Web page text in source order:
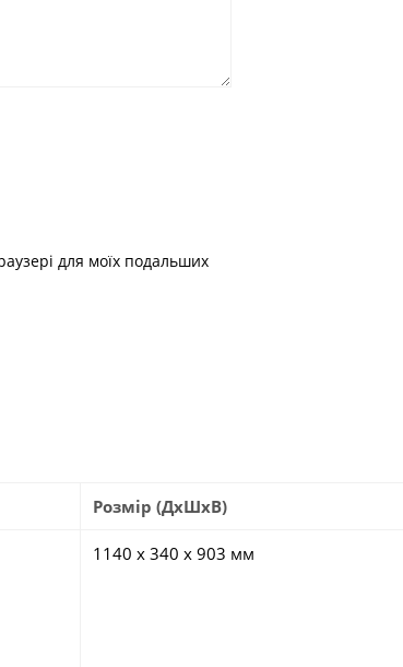
для моїх подальших
Розмір (ДхШхВ)
1140 х 340 х 903 мм